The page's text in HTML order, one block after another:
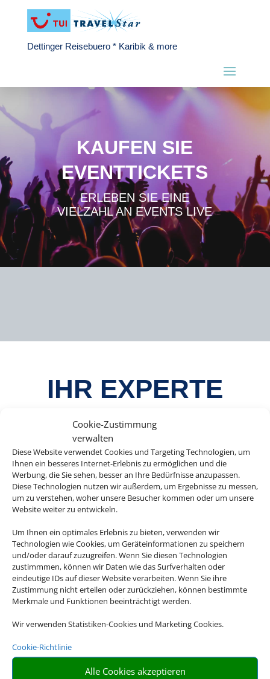
Cookie-Zustimmung
verwalten
Diese Website verwendet Cookies und Targeting Technologien, um
Ihnen ein besseres Internet-Erlebnis zu ermöglichen und die
Werbung, die Sie sehen, besser an Ihre Bedürfnisse anzupassen.
Diese Technologien nutzen wir außerdem, um Ergebnisse zu messen,
um zu verstehen, woher unsere Besucher kommen oder um unsere
Website weiter zu entwickeln.
Um Ihnen ein optimales Erlebnis zu bieten, verwenden wir
Technologien wie Cookies, um Geräteinformationen zu speichern
und/oder darauf zuzugreifen. Wenn Sie diesen Technologien
zustimmmen, können wir Daten wie das Surfverhalten oder
eindeutige IDs auf dieser Website verarbeiten. Wenn Sie ihre
Zustimmung nicht erteilen oder zurückziehen, können bestimmte
Merkmale und Funktionen beeinträchtigt werden.
Wir verwenden Statistiken-Cookies und Marketing Cookies.
Cookie-Richtlinie
Alle Cookies akzeptieren
Dettinger Reisebuero * Karibik & more
KAUFEN SIE
EVENTTICKETS
ERLEBEN SIE EINE
VIELZAHL AN EVENTS LIVE
IHR EXPERTE
RUND UM IHRE
LIEBLINGSEVEN
TS
Bei uns finden Sie Tickets für über 20.000
Events weltweit. Egal ob Musicals, Konzerte,
Opern oder Sportevents, wir haben immer
das Passende für Sie.
